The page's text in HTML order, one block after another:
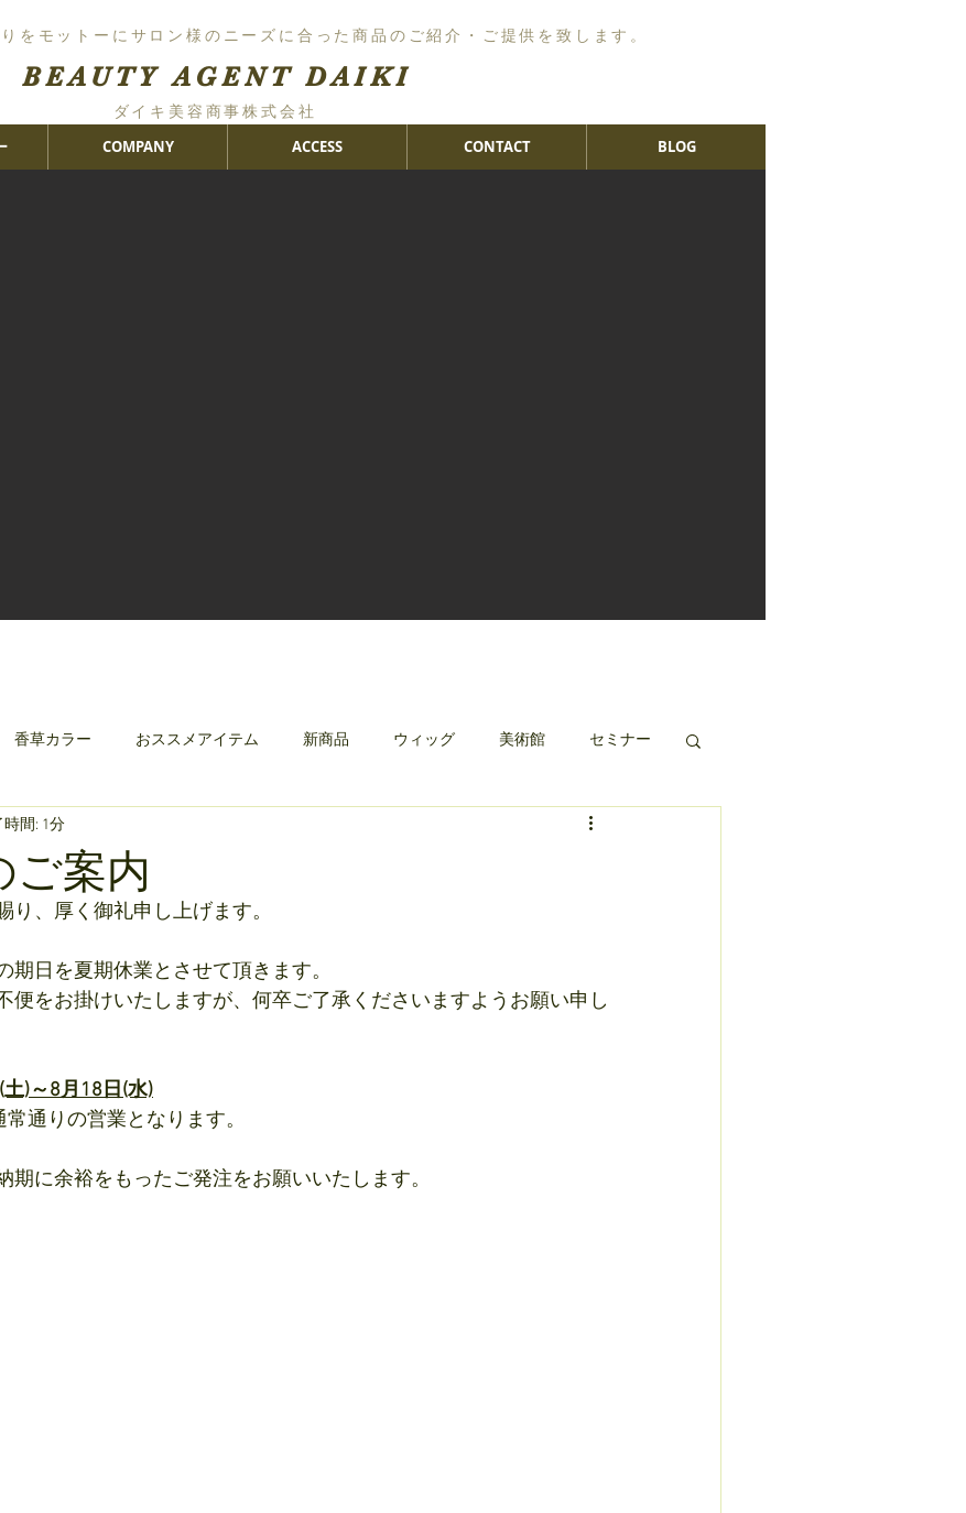
をモットーにサロン様のニーズに合った商品のご紹介・ご提供を致します。
BEAUTY AGENT DAIKI
COMPANY ACCESS CONTACT BLOG
ダイキ美容商事株式会社
香草カラー おススメアイテム 新商品 ウィッグ 美術館 セミナー
クリレージュ
ご案内
時間: 1分
り、厚く御礼申し上げます。
期日を夏期休業とさせて頂きます。
便をお掛けいたしますが、何卒ご了承くださいますようお願い申し
)～8月18日(水)
通りの営業となります。
に余裕をもったご発注をお願いいたします。